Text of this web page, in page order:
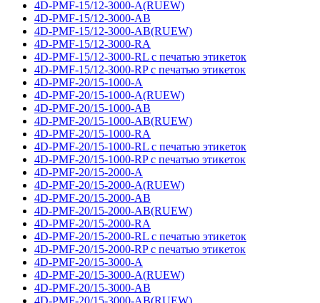
4D-PMF-15/12-3000-A(RUEW)
4D-PMF-15/12-3000-AB
4D-PMF-15/12-3000-AB(RUEW)
4D-PMF-15/12-3000-RA
4D-PMF-15/12-3000-RL с печатью этикеток
4D-PMF-15/12-3000-RP с печатью этикеток
4D-PMF-20/15-1000-A
4D-PMF-20/15-1000-A(RUEW)
4D-PMF-20/15-1000-AB
4D-PMF-20/15-1000-AB(RUEW)
4D-PMF-20/15-1000-RA
4D-PMF-20/15-1000-RL с печатью этикеток
4D-PMF-20/15-1000-RP с печатью этикеток
4D-PMF-20/15-2000-A
4D-PMF-20/15-2000-A(RUEW)
4D-PMF-20/15-2000-AB
4D-PMF-20/15-2000-AB(RUEW)
4D-PMF-20/15-2000-RA
4D-PMF-20/15-2000-RL с печатью этикеток
4D-PMF-20/15-2000-RP с печатью этикеток
4D-PMF-20/15-3000-A
4D-PMF-20/15-3000-A(RUEW)
4D-PMF-20/15-3000-AB